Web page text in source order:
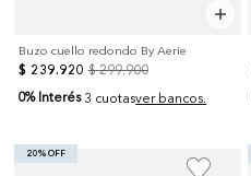
Buzo cuello redondo By Aerie
$ 239.920 $ 299.900
0% Interés 3 cuotasver bancos.
20% OFF